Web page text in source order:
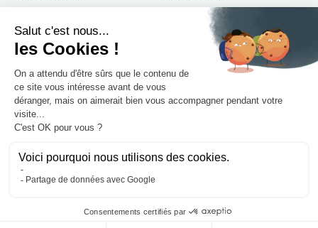
contact@maforeuse.com
Siège social et atelier
Chassieu (69)
55 rue Ampère
91250 Tigery